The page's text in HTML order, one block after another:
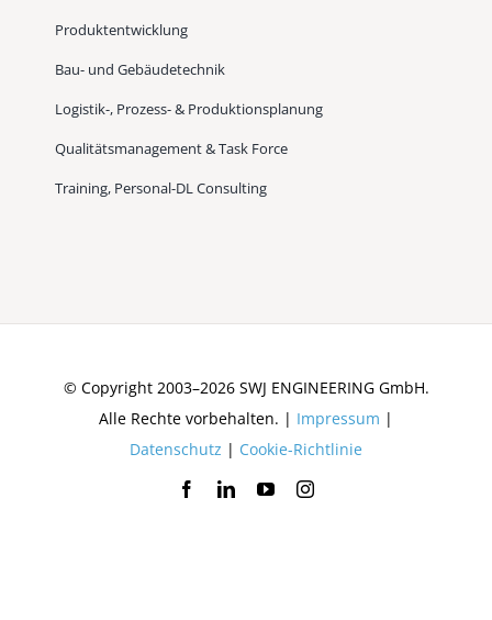
Produktentwicklung
Bau- und Gebäudetechnik
Logistik-, Prozess- & Produktionsplanung
Qualitätsmanagement & Task Force
Training, Personal-DL Consulting
© Copyright 2003–2026 SWJ ENGINEERING GmbH.
Alle Rechte vorbehalten. | Impressum |
Datenschutz | Cookie-Richtlinie